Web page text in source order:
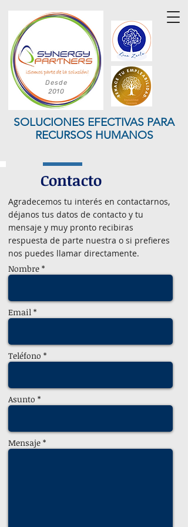
SOLUCIONES EFECTIVAS PARA
RECURSOS HUMANOS
Desde
2010
Contacto
Agradecemos tu interés en contactarnos,
déjanos tus datos de contacto y tu
mensaje y muy pronto recibiras
respuesta de parte nuestra o si prefieres
nos puedes llamar directamente.
Nombre *
Email *
Teléfono *
Asunto *
Mensaje *